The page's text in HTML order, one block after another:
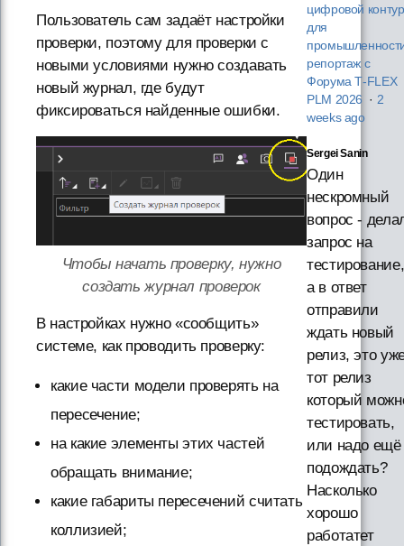
Пользователь сам задаёт настройки
проверки, поэтому для проверки с
новыми условиями нужно создавать
новый журнал, где будут
фиксироваться найденные ошибки.
Чтобы начать проверку, нужно
создать журнал проверок
В настройках нужно «сообщить»
системе, как проводить проверку:
какие части модели проверять на
пересечение;
на какие элементы этих частей
обращать внимание;
какие габариты пересечений считать
коллизией;
цифровой контур
для
репортаж с
Форума T‑FLEX
PLM 2026 · 2
weeks ago
Sergei Sanin
Один
нескромный
вопрос -
запрос на
тестирование,
а в ответ
отправили
ждать новый
релиз, это
тот релиз
который
тестировать,
или надо ещё
подождать?
Насколько
хорошо
работатет